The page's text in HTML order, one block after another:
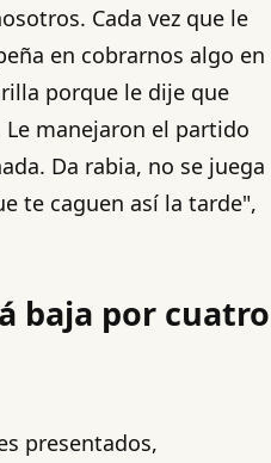
Cada vez que le
en cobrarnos algo en
porque le dije que
manejaron el partido
Da rabia, no se juega
te caguen así la tarde",
baja por cuatro
presentados,